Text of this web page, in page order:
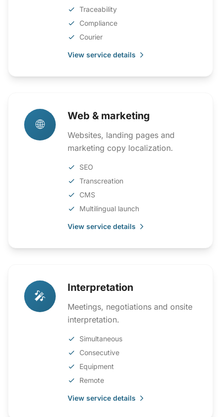
Traceability
Compliance
Courier
View service details
🌐
Web & marketing
Websites, landing pages and
marketing copy localization.
SEO
Transcreation
CMS
Multilingual launch
View service details
🎤
Interpretation
Meetings, negotiations and onsite
interpretation.
Simultaneous
Consecutive
Equipment
Remote
View service details